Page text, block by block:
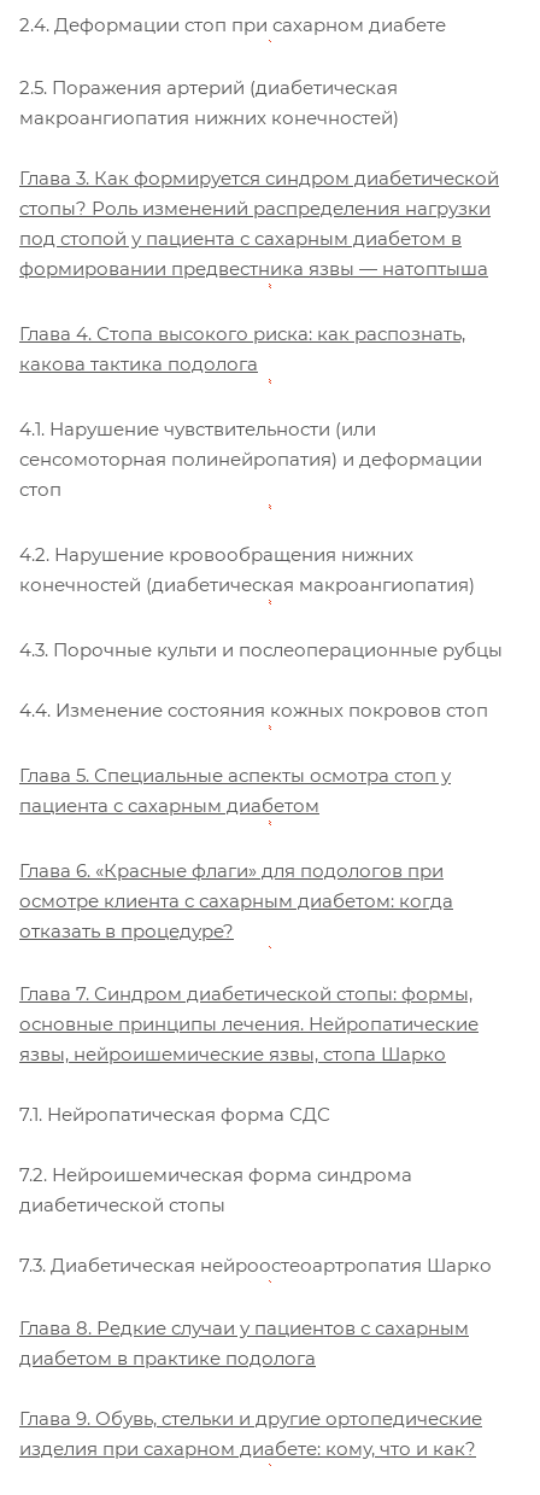
2.4. Деформации стоп при сахарном диабете
2.5. Поражения артерий (диабетическая
макроангиопатия нижних конечностей)
Глава 3. Как формируется синдром диабетической
стопы? Роль изменений распределения нагрузки
под стопой у пациента с сахарным диабетом в
формировании предвестника язвы — натоптыша
Глава 4. Стопа высокого риска: как распознать,
какова тактика подолога
4.1. Нарушение чувствительности (или
сенсомоторная полинейропатия) и деформации
стоп
4.2. Нарушение кровообращения нижних
конечностей (диабетическая макроангиопатия)
4.3. Порочные культи и послеоперационные рубцы
4.4. Изменение состояния кожных покровов стоп
Глава 5. Специальные аспекты осмотра стоп у
пациента с сахарным диабетом
Глава 6. «Красные флаги» для подологов при
осмотре клиента с сахарным диабетом: когда
отказать в процедуре?
Глава 7. Синдром диабетической стопы: формы,
основные принципы лечения. Нейропатические
язвы, нейроишемические язвы, стопа Шарко
7.1. Нейропатическая форма СДС
7.2. Нейроишемическая форма синдрома
диабетической стопы
7.3. Диабетическая нейроостеоартропатия Шарко
Глава 8. Редкие случаи у пациентов с сахарным
диабетом в практике подолога
Глава 9. Обувь, стельки и другие ортопедические
изделия при сахарном диабете: кому, что и как?